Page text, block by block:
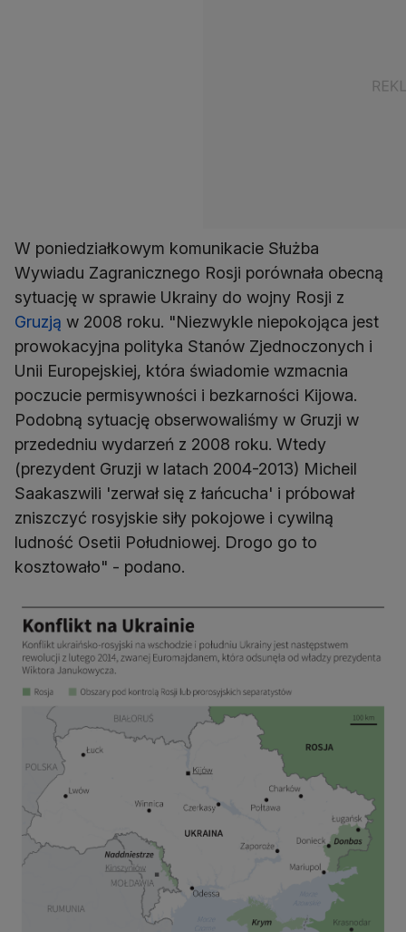
W poniedziałkowym komunikacie Służba
Wywiadu Zagranicznego Rosji porównała obecną
sytuację w sprawie Ukrainy do wojny Rosji z
Gruzją w 2008 roku. "Niezwykle niepokojąca jest
prowokacyjna polityka Stanów Zjednoczonych i
Unii Europejskiej, która świadomie wzmacnia
poczucie permisywności i bezkarności Kijowa.
Podobną sytuację obserwowaliśmy w Gruzji w
przededniu wydarzeń z 2008 roku. Wtedy
(prezydent Gruzji w latach 2004-2013) Micheil
Saakaszwili 'zerwał się z łańcucha' i próbował
zniszczyć rosyjskie siły pokojowe i cywilną
ludność Osetii Południowej. Drogo go to
kosztowało" - podano.